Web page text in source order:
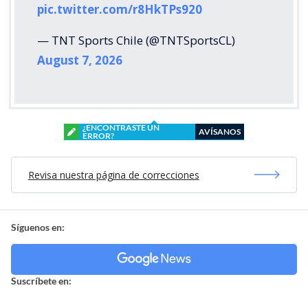
pic.twitter.com/r8HkTPs920
— TNT Sports Chile (@TNTSportsCL)
August 7, 2026
¿ENCONTRASTE UN
ERROR?
AVÍSANOS
Revisa nuestra página de correcciones
Síguenos en:
Suscríbete en: